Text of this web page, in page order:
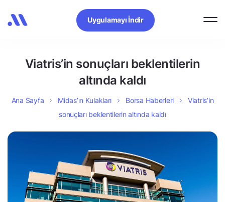
Uygulamayı İndir
Viatris’in sonuçları beklentilerin
altında kaldı
Ana Sayfa Midas’ın Kulakları Borsa Haberleri
Viatris’in
sonuçları beklentilerin altında kaldı